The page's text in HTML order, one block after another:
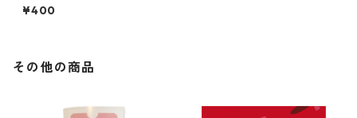
¥400
その他の商品